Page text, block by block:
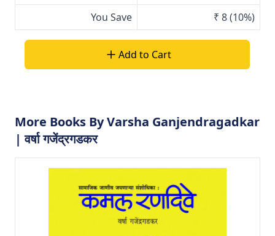
You Save ₹ 8(10%)
Add to Cart
More Books By Varsha Ganjendragadkar
| वर्षा गजेंद्रगडकर